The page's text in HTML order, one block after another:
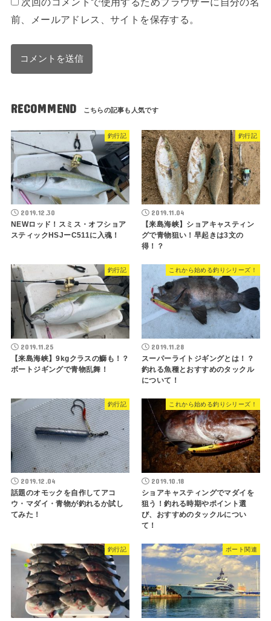
前、メールアドレス、サイトを保存する。
RECOMMEND
釣行記
2019.12.30
NEWロッド！スミス・オフショア
スティックHSJーC511に入魂！
釣行記
2019.11.04
【来島海峡】ショアキャスティン
グで青物狙い！早起きは3文の
得！？
釣行記
2019.11.25
【来島海峡】9kgクラスの鰤も！？
ボートジギングで青物乱舞！
これから始める釣りシリーズ！
2019.11.28
スーパーライトジギングとは！？
釣れる魚種とおすすめのタックル
について！
釣行記
2019.12.04
話題のオモックを自作してアコ
ウ・マダイ・青物が釣れるか試し
てみた！
これから始める釣りシリーズ！
2019.10.18
ショアキャスティングでマダイを
狙う！釣れる時期やポイント選
び、おすすめのタックルについ
て！
釣行記 ボート関連